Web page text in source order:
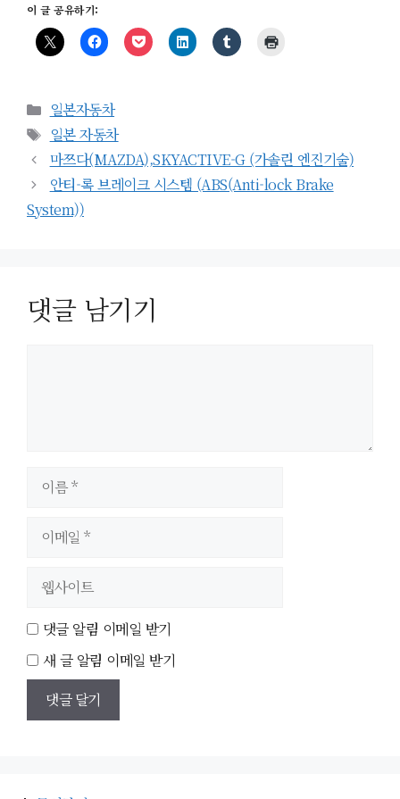
이 글 공유하기:
카
테
고
리
일본자동차
태
그
일본 자동차
마쯔다(MAZDA),SKYACTIVE-G (가솔린 엔진기술)
안티-록 브레이크 시스템 (ABS(Anti-lock Brake
System))
댓글 남기기
이
트
댓글 알림 이메일 받기
새 글 알림 이메일 받기